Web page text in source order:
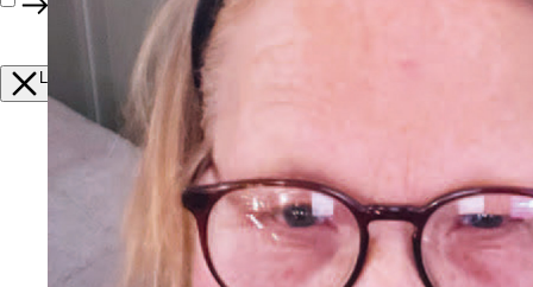
Lukk
Innhold• nr 4 •
2025
Redaktøren har ordet
Ønsker en kronikerstrategi
Hovedsaken: Placeboeffekten